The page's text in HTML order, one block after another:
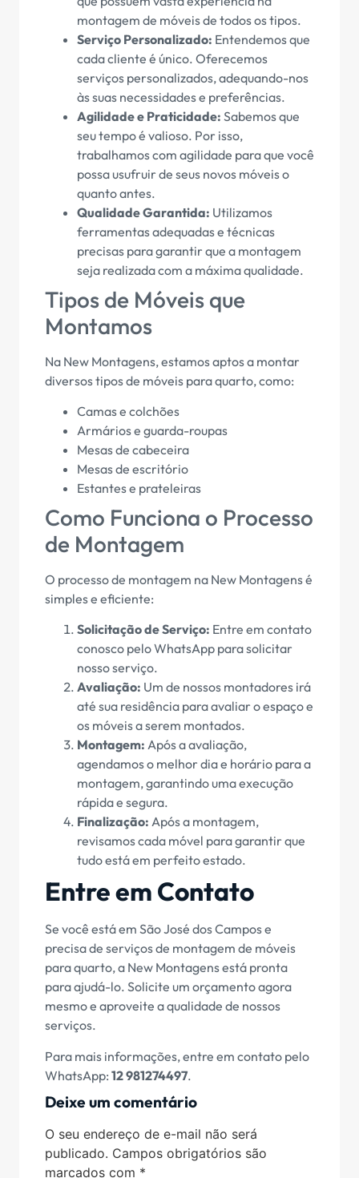
montagem de móveis de todos os tipos.
Serviço Personalizado: Entendemos que
cada cliente é único. Oferecemos
serviços personalizados, adequando-nos
às suas necessidades e preferências.
Agilidade e Praticidade: Sabemos que
seu tempo é valioso. Por isso,
trabalhamos com agilidade para que você
possa usufruir de seus novos móveis o
quanto antes.
Qualidade Garantida: Utilizamos
ferramentas adequadas e técnicas
precisas para garantir que a montagem
seja realizada com a máxima qualidade.
Tipos de Móveis que
Montamos
Na New Montagens, estamos aptos a montar
diversos tipos de móveis para quarto, como:
Camas e colchões
Armários e guarda-roupas
Mesas de cabeceira
Mesas de escritório
Estantes e prateleiras
Como Funciona o Processo
de Montagem
O processo de montagem na New Montagens é
simples e eficiente:
Solicitação de Serviço: Entre em contato
conosco pelo WhatsApp para solicitar
nosso serviço.
Avaliação: Um de nossos montadores irá
até sua residência para avaliar o espaço e
os móveis a serem montados.
Montagem: Após a avaliação,
agendamos o melhor dia e horário para a
montagem, garantindo uma execução
rápida e segura.
Finalização: Após a montagem,
revisamos cada móvel para garantir que
tudo está em perfeito estado.
Entre em Contato
Se você está em São José dos Campos e
precisa de serviços de montagem de móveis
para quarto, a New Montagens está pronta
para ajudá-lo. Solicite um orçamento agora
mesmo e aproveite a qualidade de nossos
serviços.
Para mais informações, entre em contato pelo
WhatsApp: 12 981274497.
Deixe um comentário
O seu endereço de e-mail não será
publicado. Campos obrigatórios são
marcados com *